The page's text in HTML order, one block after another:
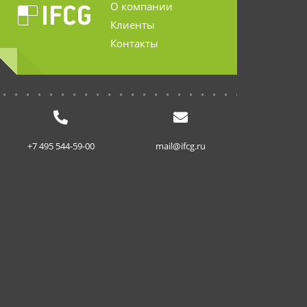
О компании
Клиенты
Контакты
+7 495 544-59-00 mail@ifcg.ru